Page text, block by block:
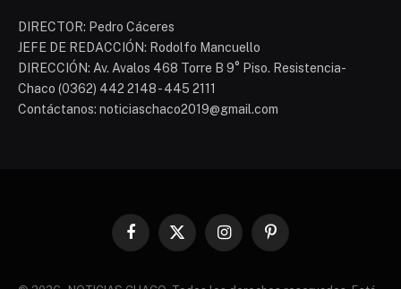
DIRECTOR: Pedro Cáceres
JEFE DE REDACCIÓN: Rodolfo Mancuello
DIRECCIÓN: Av. Avalos 468 Torre B 9° Piso. Resistencia-
Chaco (0362) 442 2148 - 445 2111
Contáctanos: noticiaschaco2019@gmail.com
Facebook
X
InstagramPinterest